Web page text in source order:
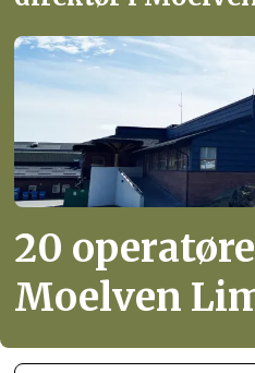
20
Moelven